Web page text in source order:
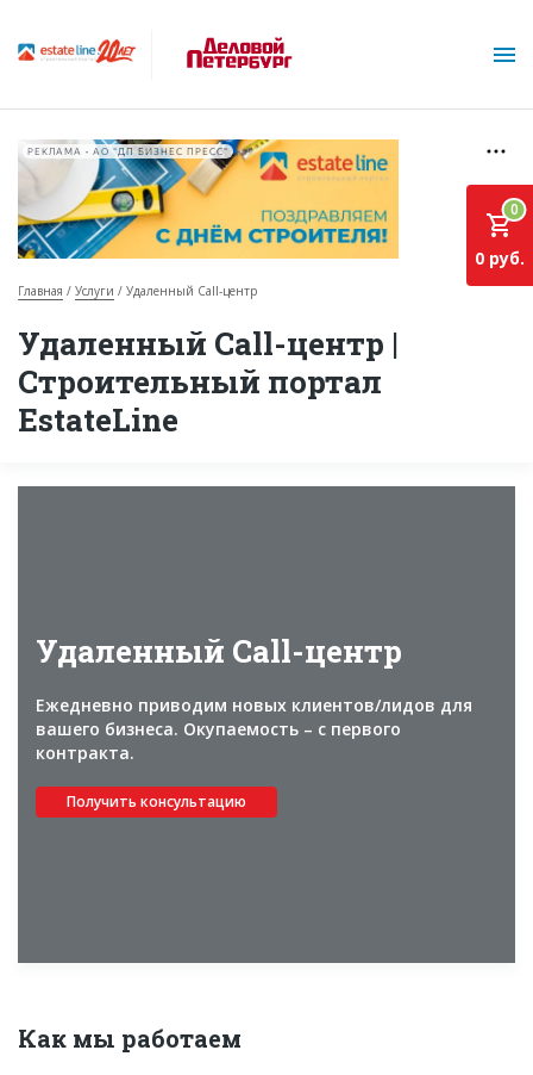
О проекте
Горячие объекты
База строящихся объектов
Пресс-релизы
Контакты
РЕКЛАМА • АО "ДП БИЗНЕС ПРЕСС"
Главная Услуги Удаленный Call-центр
Удаленный Call-центр |
Строительный портал
EstateLine
0
0 руб.
Удаленный Call-центр
Ежедневно приводим новых клиентов/лидов для
вашего бизнеса. Окупаемость – с первого
контракта.
Получить консультацию
Как мы работаем